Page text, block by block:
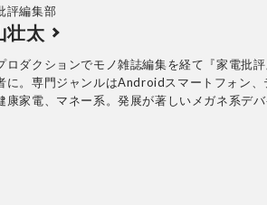
評編集部
壮太
ロダクションでモノ雑誌編集を経て『家電批
に。専門ジャンルはAndroidスマートフォン、
康家電、マネー系。発展が著しいメガネ系デバ